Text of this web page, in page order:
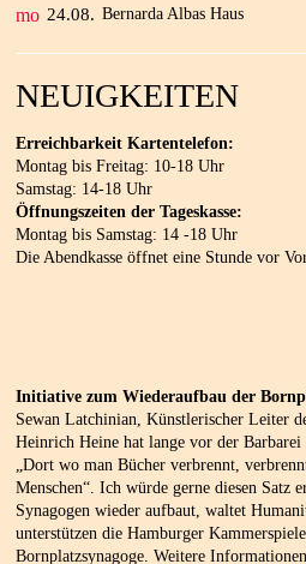
mo 24.08. Bernarda Albas Haus
NEUIGKEITEN
Erreichbarkeit Kartentelefon:
Montag bis Freitag: 10-18 Uhr
Samstag: 14-18 Uhr
Öffnungszeiten der Tageskasse:
Montag bis Samstag: 14 -18 Uhr
Die Abendkasse öffnet eine Stunde vor
Initiative zum Wiederaufbau der
Sewan Latchinian, Künstlerischer Leiter
Heinrich Heine hat lange vor der Barbarei
„Dort wo man Bücher verbrennt,
Menschen“. Ich würde gerne diesen Satz
Synagogen wieder aufbaut, waltet
unterstützen die Hamburger
Bornplatzsynagoge. Weitere